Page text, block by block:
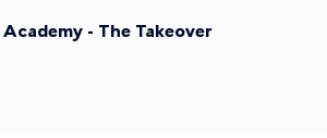
- The Takeover